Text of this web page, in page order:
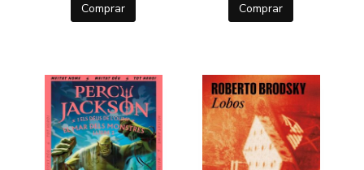
Comprar Comprar